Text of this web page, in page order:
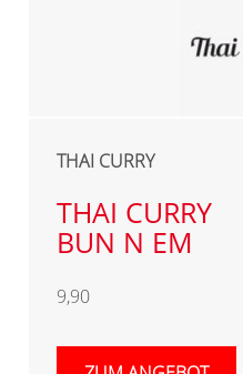
THAI CURRY
THAI CURRY
BUN N EM
9,90